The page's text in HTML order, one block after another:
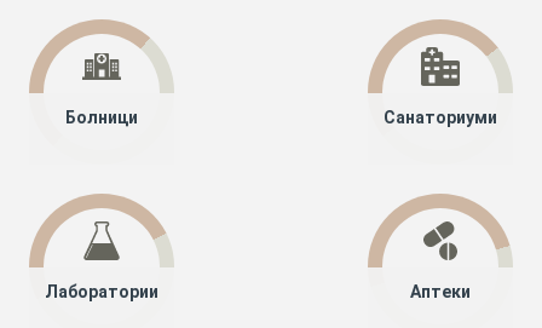
Болници Санаториуми
Лаборатории Аптеки